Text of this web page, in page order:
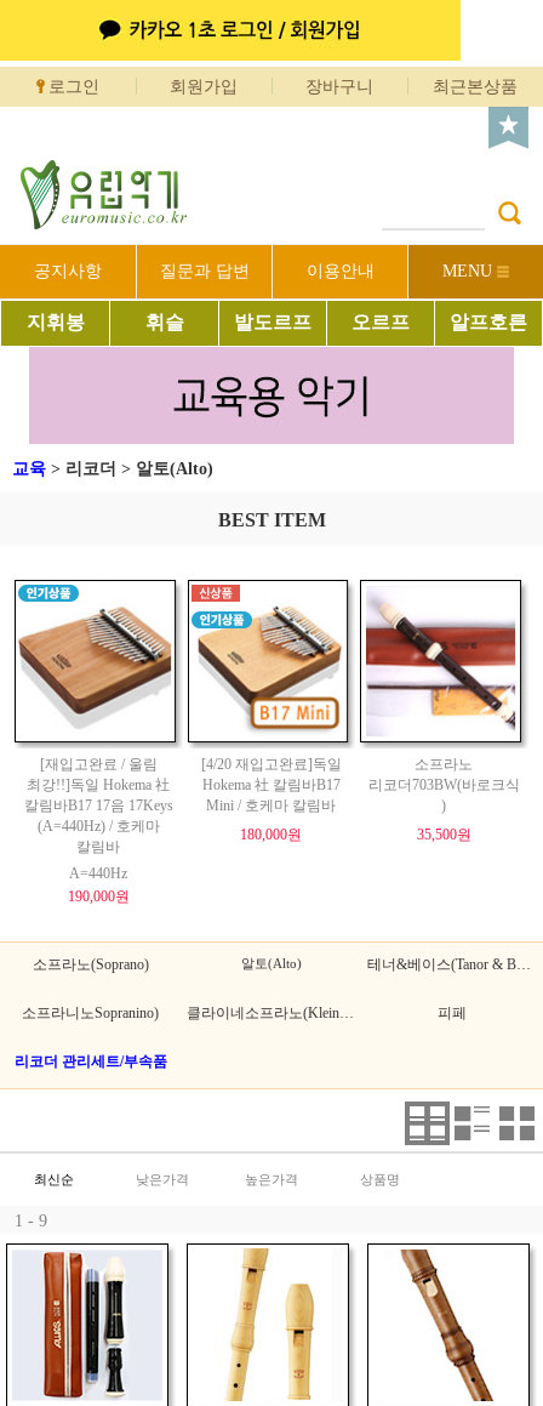
로그인 회원가입 장바구니 최근본상품
공지사항 질문과 답변 이용안내 MENU
지휘봉 휘슬 발도르프 오르프 알프호른
교육 > 리코더 > 알토(Alto)
BEST ITEM
[재입고완료 / 울림
최강!!]독일 Hokema 社
칼림바B17 17음 17Keys
(A=440Hz) / 호케마
칼림바
A=440Hz
190,000원
[4/20 재입고완료]독일
Hokema 社 칼림바B17
Mini / 호케마 칼림바
180,000원
소프라노
리코더703BW(바로크식
)
35,500원
소프라노(Soprano) 알토(Alto)
소프라니노Sopranino) 피페
리코더 관리세트/부속품
최신순 낮은가격 높은가격 상품명
1 - 9